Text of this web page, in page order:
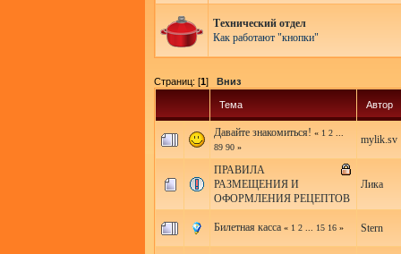
Технический отдел
Как работают "кнопки"
Страниц: [1] Вниз
Тема Автор
Давайте знакомиться! « 1 2
89 90 »
mylik.sv
ПРАВИЛА
РАЗМЕЩЕНИЯ И
ОФОРМЛЕНИЯ РЕЦЕПТОВ
Лика
Билетная касса « 1 2 15 16 » Stern